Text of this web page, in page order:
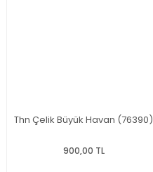
Thn Çelik Büyük Havan (76390)
900,00 TL